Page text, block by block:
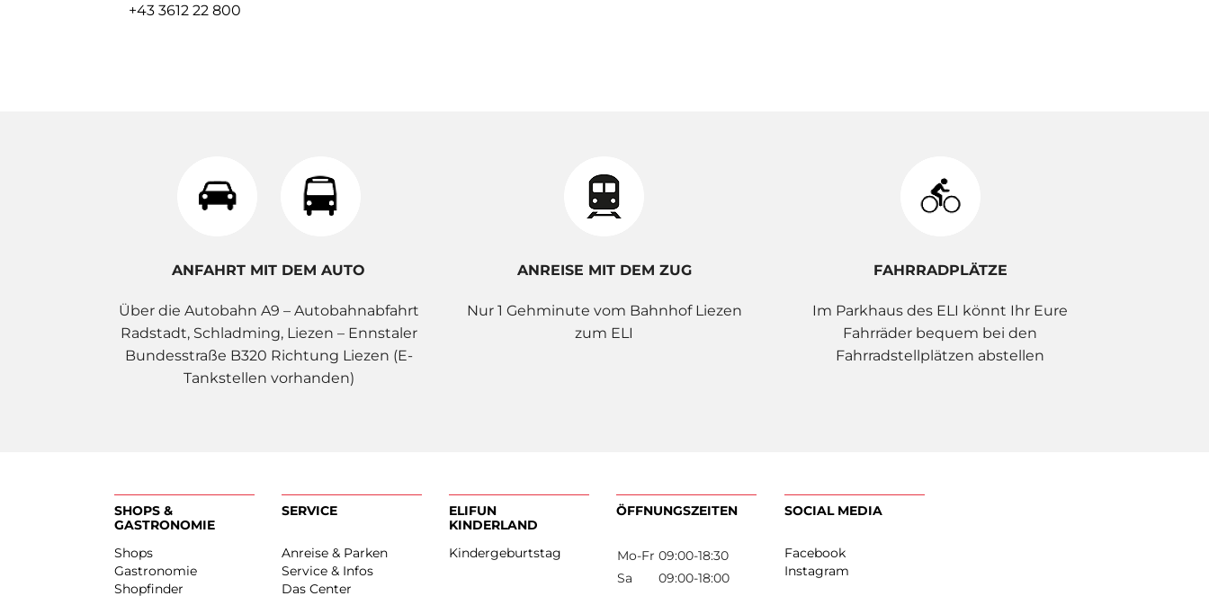
+43 3612 22 800
ANFAHRT MIT DEM AUTO
Über die Autobahn A9 – Autobahnabfahrt
Radstadt, Schladming, Liezen – Ennstaler
Bundesstraße B320 Richtung Liezen (E-
Tankstellen vorhanden)
ANREISE MIT DEM ZUG
Nur 1 Gehminute vom Bahnhof Liezen
zum ELI
FAHRRADPLÄTZE
Im Parkhaus des ELI könnt Ihr Eure
Fahrräder bequem bei den
Fahrradstellplätzen abstellen